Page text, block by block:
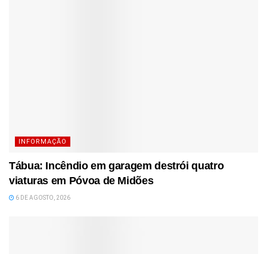
INFORMAÇÃO
Tábua: Incêndio em garagem destrói quatro
viaturas em Póvoa de Midões
6 DE AGOSTO, 2026